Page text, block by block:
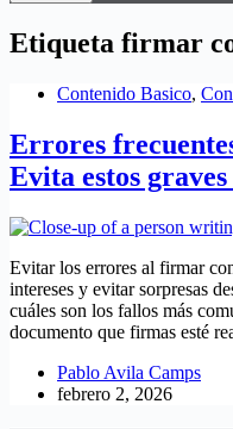
Etiqueta firmar
Contenido Basico,
Errores
Evita estos
Evitar los errores al firmar
intereses y evitar sorpresas
cuáles son los fallos más
documento que firmas esté
Pablo Avila Camps
febrero 2, 2026